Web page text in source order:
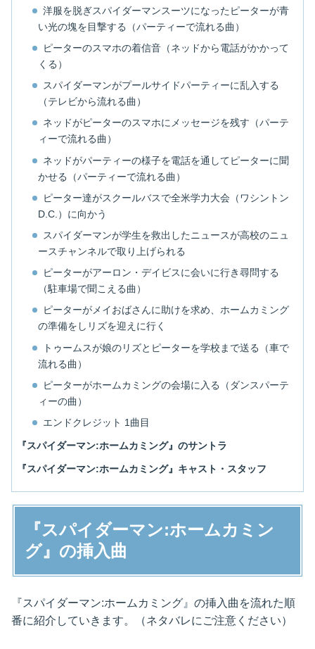
洋服を脱ぎスパイダーマンスーツになったピーターが青
い光の塊を目撃する（パーティーで流れる曲）
ピーターのスマホの着信音（ネッドから電話がかかって
くる）
スパイダーマンがプールサイドパーティーに乱入する
（テレビから流れる曲）
ネッドがピーターのスマホにメッセージを残す（パーテ
ィーで流れる曲）
ネッドがパーティーの様子を電話を通してピーターに聞
かせる（パーティーで流れる曲）
ピーター達がスクールバスで全米学力大会（ワシントン
D.C.）に向かう
スパイダーマンが学生を救出したニュースが高校のニュ
ースチャンネルで取り上げられる
ピーターがアーロン・デイビスに会いに行き尋問する
（駐車場で聞こえる曲）
ピーターがメイおばさんに助けを求め、ホームカミング
の準備をしリズを迎えに行く
トゥームスが娘のリズとピーターを学校まで送る（車で
流れる曲）
ピーターがホームカミングの会場に入る（ダンスパーテ
ィーの曲）
エンドクレジット 1曲目
『スパイダーマン:ホームカミング』のサントラ
『スパイダーマン:ホームカミング』キャスト・スタッフ
『スパイダーマン:ホームカミン
グ』の挿入曲
『スパイダーマン:ホームカミング』の挿入曲を流れた順
番に紹介していきます。（ネタバレにご注意ください）